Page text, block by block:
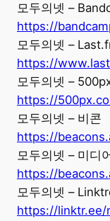
모두의넷 –
https://
모두의넷 –
https://
모두의넷 –
https://
모두의넷 – 비콘
https://
모두의넷 – 미디
https://
모두의넷 –
https://linktr.ee/